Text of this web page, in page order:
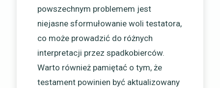
powszechnym problemem jest
niejasne sformułowanie woli testatora,
co może prowadzić do różnych
interpretacji przez spadkobierców.
Warto również pamiętać o tym, że
testament powinien być aktualizowany